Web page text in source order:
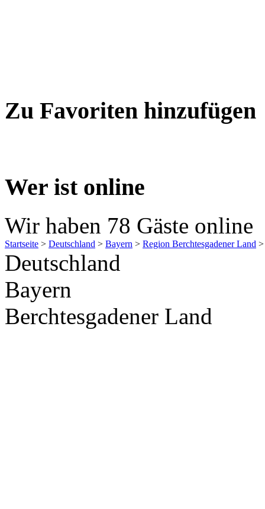
Zu Favoriten hinzufügen
Wer ist online
Wir haben 78 Gäste online
Startseite > Deutschland > Bayern > Region Berchtesgadener Land
Deutschland
Bayern
Berchtesgadener Land